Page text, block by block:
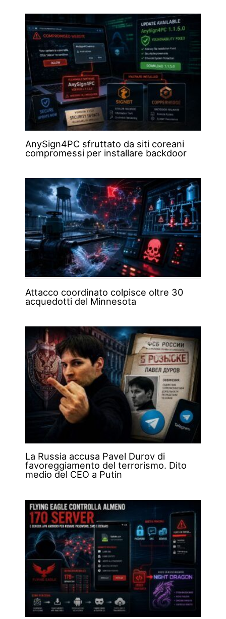
AnySign4PC sfruttato da siti coreani
compromessi per installare backdoor
Attacco coordinato colpisce oltre 30
acquedotti del Minnesota
La Russia accusa Pavel Durov di
favoreggiamento del terrorismo. Dito
medio del CEO a Putin